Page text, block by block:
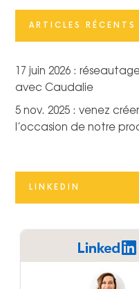
ARTICLES RÉCENTS
17 juin 2026 :
avec Caudalie
5 nov. 2025 : venez
l’occasion de notre
LINKEDIN